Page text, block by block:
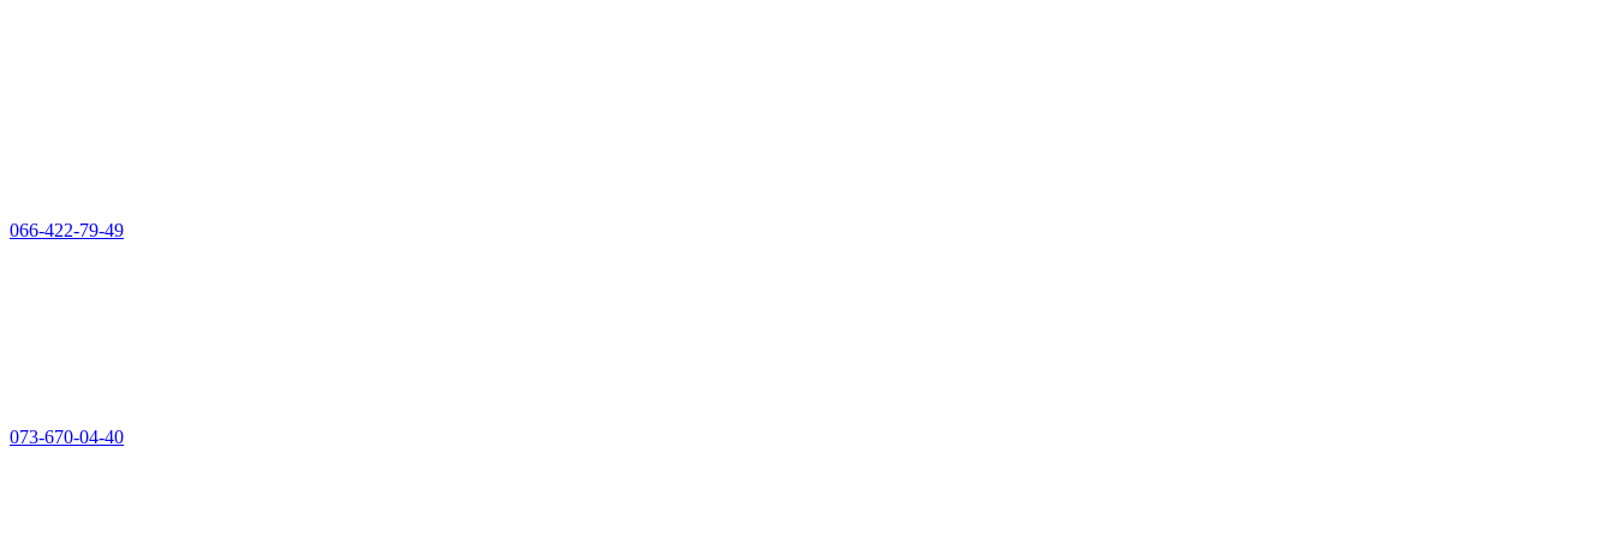
066-422-79-49
073-670-04-40